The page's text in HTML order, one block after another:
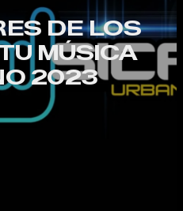
DE LOS
MÚSICA
2023